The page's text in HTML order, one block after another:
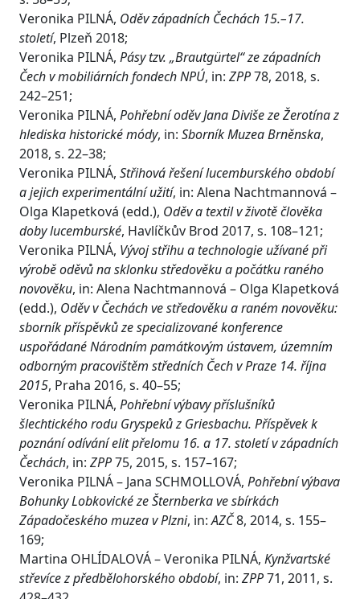
Veronika PILNÁ, Oděv západních Čechách 15.–17.
století, Plzeň 2018;
Veronika PILNÁ, Pásy tzv. „Brautgürtel“ ze západních
Čech v mobiliárních fondech NPÚ, in: ZPP78, 2018, s.
242–251;
Veronika PILNÁ, Pohřební oděv Jana Diviše ze Žerotína z
hlediska historické módy, in: Sborník Muzea Brněnska,
2018, s. 22–38;
Veronika PILNÁ, Střihová řešení lucemburského období
a jejich experimentální užití, in: Alena Nachtmannová –
Olga Klapetková (edd.), Oděv a textil v životě člověka
doby lucemburské, Havlíčkův Brod 2017, s. 108–121;
Veronika PILNÁ, Vývoj střihu a technologie užívané při
výrobě oděvů na sklonku středověku a počátku raného
novověku, in: Alena Nachtmannová – Olga Klapetková
(edd.), Oděv v Čechách ve středověku a raném novověku:
sborník příspěvků ze specializované konference
uspořádané Národním památkovým ústavem, územním
odborným pracovištěm středních Čech v Praze 14. října
2015, Praha 2016, s. 40–55;
Veronika PILNÁ, Pohřební výbavy příslušníků
šlechtického rodu Gryspeků z Griesbachu. Příspěvek k
poznání odívání elit přelomu 16. a 17. století v západních
Čechách, in: ZPP75, 2015, s. 157–167;
Veronika PILNÁ – Jana SCHMOLLOVÁ, Pohřební výbava
Bohunky Lobkovické ze Šternberka ve sbírkách
Západočeského muzea v Plzni, in:AZČ8, 2014, s. 155–
169;
Martina OHLÍDALOVÁ – Veronika PILNÁ, Kynžvartské
střevíce z předbělohorského období, in: ZPP71, 2011, s.